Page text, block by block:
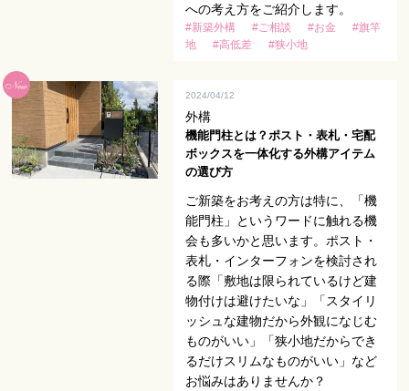
への考え方をご紹介します。
#新築外構 #ご相談 #お金
#旗竿
地
#高低差 #狭小地
2024/04/12
外構
機能門柱とは？ポスト・表札・宅配
ボックスを一体化する外構アイテム
の選び方
ご新築をお考えの方は特に、「機
能門柱」というワードに触れる機
会も多いかと思います。ポスト・
表札・インターフォンを検討され
る際「敷地は限られているけど建
物付けは避けたいな」「スタイリ
ッシュな建物だから外観になじむ
ものがいい」「狭小地だからでき
るだけスリムなものがいい」など
お悩みはありませんか？